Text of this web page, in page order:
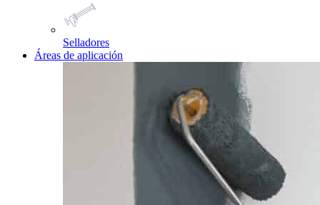
Selladores
Áreas de aplicación